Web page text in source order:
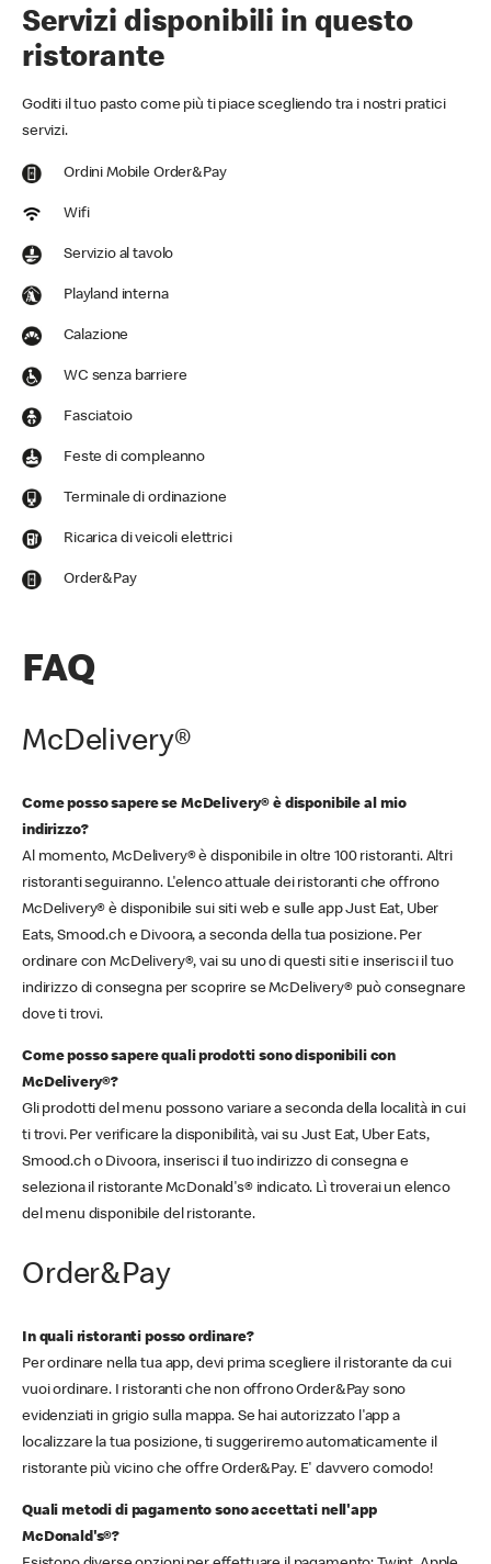
Servizi disponibili in questo
ristorante
Goditi il tuo pasto come più ti piace scegliendo tra i nostri pratici
servizi.
Ordini Mobile Order&Pay
Wifi
Servizio al tavolo
Playland interna
Calazione
WC senza barriere
Fasciatoio
Feste di compleanno
Terminale di ordinazione
Ricarica di veicoli elettrici
Order&Pay
FAQ
McDelivery®
Come posso sapere se McDelivery® è disponibile al mio
indirizzo?
Al momento, McDelivery® è disponibile in oltre 100 ristoranti. Altri
ristoranti seguiranno. L'elenco attuale dei ristoranti che offrono
McDelivery® è disponibile sui siti web e sulle app Just Eat, Uber
Eats, Smood.ch e Divoora, a seconda della tua posizione. Per
ordinare con McDelivery®, vai su uno di questi siti e inserisci il tuo
indirizzo di consegna per scoprire se McDelivery® può consegnare
dove ti trovi.
Come posso sapere quali prodotti sono disponibili con
McDelivery®?
Gli prodotti del menu possono variare a seconda della località in cui
ti trovi. Per verificare la disponibilità, vai su Just Eat, Uber Eats,
Smood.ch o Divoora, inserisci il tuo indirizzo di consegna e
seleziona il ristorante McDonald's® indicato. Lì troverai un elenco
del menu disponibile del ristorante.
Order&Pay
In quali ristoranti posso ordinare?
Per ordinare nella tua app, devi prima scegliere il ristorante da cui
vuoi ordinare. I ristoranti che non offrono Order&Pay sono
evidenziati in grigio sulla mappa. Se hai autorizzato l'app a
localizzare la tua posizione, ti suggeriremo automaticamente il
ristorante più vicino che offre Order&Pay. E' davvero comodo!
Quali metodi di pagamento sono accettati nell'app
McDonald's®?